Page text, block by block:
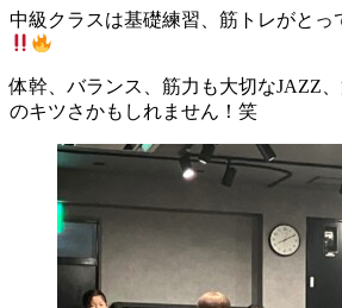
中級クラスは基礎練習、筋トレがとっ
体幹、バランス、筋力も大切なJAZZ、
のキツさかもしれません！笑